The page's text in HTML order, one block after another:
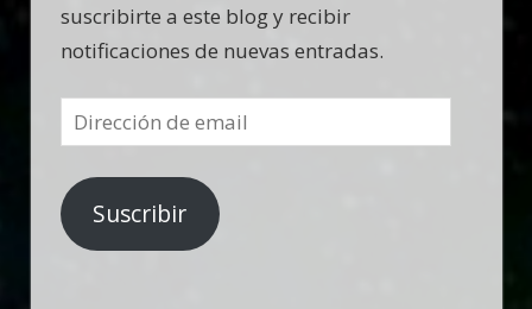
suscribirte a este blog y recibir
notificaciones de nuevas entradas.
Dirección
de
email
Suscribir